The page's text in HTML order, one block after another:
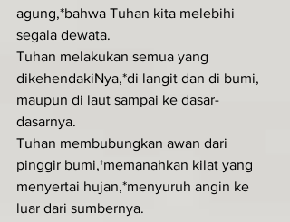
agung,*bahwa Tuhan kita melebihi
segala dewata.
Tuhan melakukan semua yang
dikehendakiNya,*di langit dan di bumi,
maupun di laut sampai ke dasar-
dasarnya.
Tuhan membubungkan awan dari
pinggir bumi,†memanahkan kilat yang
menyertai hujan,*menyuruh angin ke
luar dari sumbernya.